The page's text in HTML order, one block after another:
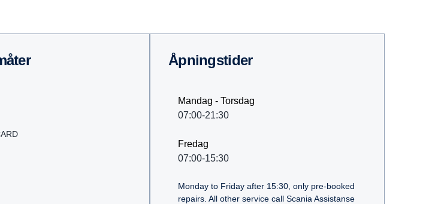
Åpningstider
Mandag - Torsdag
07:00-21:30
Fredag
07:00-15:30
Monday to Friday after 15:30, only pre-booked
repairs. All other service call Scania Assistanse